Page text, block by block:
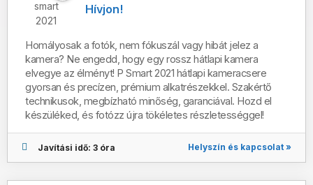
Hívjon!
Homályosak a fotók, nem fókuszál vagy hibát jelez a
kamera? Ne engedd, hogy egy rossz hátlapi kamera
elvegye az élményt! P Smart 2021 hátlapi kameracsere
gyorsan és precízen, prémium alkatrészekkel. Szakértő
technikusok, megbízható minőség, garanciával. Hozd el
készüléked, és fotózz újra tökéletes részletességgel!
Javítási idő: 3 óra Helyszín és kapcsolat »